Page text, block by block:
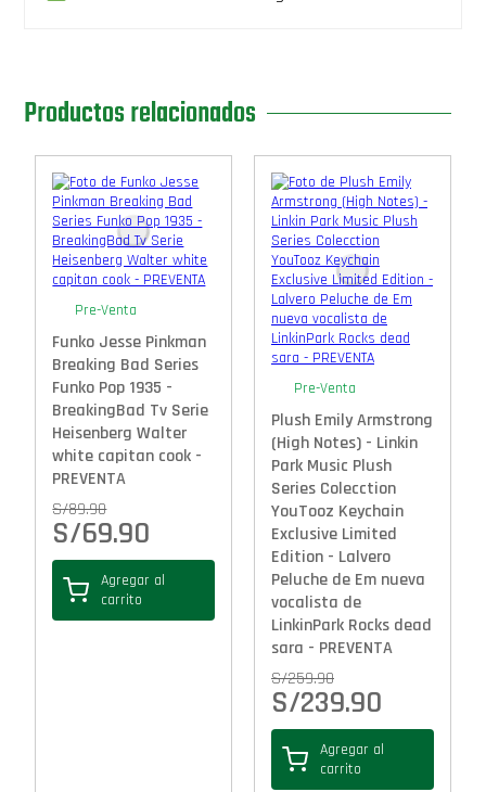
Productos relacionados
Pre-Venta
Funko Jesse Pinkman
Breaking Bad Series
Funko Pop 1935 -
BreakingBad Tv Serie
Heisenberg Walter
white capitan cook -
PREVENTA
S/89.90
S/69.90
Agregar al
carrito
Pre-Venta
Plush Emily Armstrong
(High Notes) - Linkin
Park Music Plush
Series Colecction
YouTooz Keychain
Exclusive Limited
Edition - Lalvero
Peluche de Em nueva
vocalista de
LinkinPark Rocks dead
sara - PREVENTA
S/259.90
S/239.90
Agregar al
carrito